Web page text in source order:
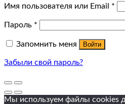
Имя пользователя или Email *
Пароль *
Запомнить меня Войти
Забыли свой пароль?
Мы используем файлы cookies